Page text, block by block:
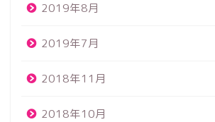
2019年8月
2019年7月
2018年11月
2018年10月